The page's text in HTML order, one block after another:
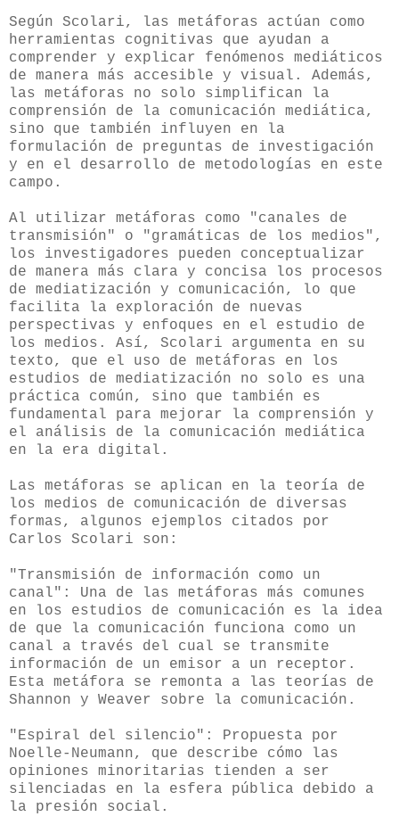
Según Scolari, las metáforas actúan como
herramientas cognitivas que ayudan a
comprender y explicar fenómenos mediáticos
de manera más accesible y visual. Además,
las metáforas no solo simplifican la
comprensión de la comunicación mediática,
sino que también influyen en la
formulación de preguntas de investigación
y en el desarrollo de metodologías en este
campo.
Al utilizar metáforas como "canales de
transmisión" o "gramáticas de los medios",
los investigadores pueden conceptualizar
de manera más clara y concisa los procesos
de mediatización y comunicación, lo que
facilita la exploración de nuevas
perspectivas y enfoques en el estudio de
los medios. Así, Scolari argumenta en su
texto, que el uso de metáforas en los
estudios de mediatización no solo es una
práctica común, sino que también es
fundamental para mejorar la comprensión y
el análisis de la comunicación mediática
en la era digital.
Las metáforas se aplican en la teoría de
los medios de comunicación de diversas
formas, algunos ejemplos citados por
Carlos Scolari son:
"Transmisión de información como un
canal": Una de las metáforas más comunes
en los estudios de comunicación es la idea
de que la comunicación funciona como un
canal a través del cual se transmite
información de un emisor a un receptor.
Esta metáfora se remonta a las teorías de
Shannon y Weaver sobre la comunicación.
"Espiral del silencio": Propuesta por
Noelle-Neumann, que describe cómo las
opiniones minoritarias tienden a ser
silenciadas en la esfera pública debido a
la presión social.